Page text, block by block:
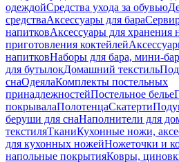
одеждойСредства ухода за обувью
средстваАксессуары для бара
напитковАксессуары для хранения
приготовления коктейлей
напитковНаборы для бара, мини-
для бутылокДомашний текстиль
снаОдеялаКомплекты постельных
принадлежностейПостельное белье
покрывалаПолотенцаСкатерти
беруши для снаНаполнители для
текстиляТканиКухонные ножи,
для кухонных ножейНожеточки и
напольные покрытияКовры,